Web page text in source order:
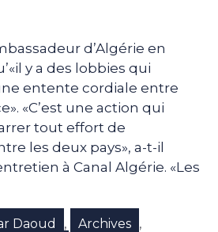
d’Algérie en
y a des lobbies qui
entente cordiale entre
«C’est une action qui
tout effort de
les deux pays», a-t-il
à Canal Algérie. «Les
Daoud , Archives ,